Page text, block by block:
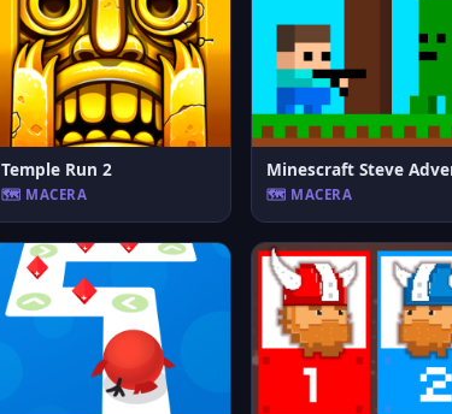
Temple Run 2
🗺️ MACERA 🗺️ MACERA